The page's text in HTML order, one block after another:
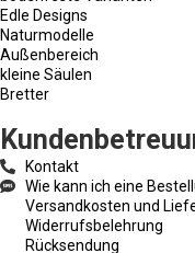
Edle Designs
Naturmodelle
Außenbereich
kleine Säulen
Bretter
Kontakt
Wie kann ich eine
Versandkosten und
Widerrufsbelehrung
Rücksendung